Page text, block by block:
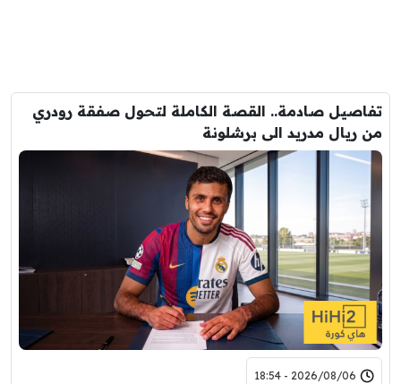
تفاصيل صادمة.. القصة الكاملة لتحول صفقة رودري
من ريال مدريد الى برشلونة
2026/08/06 - 18:54